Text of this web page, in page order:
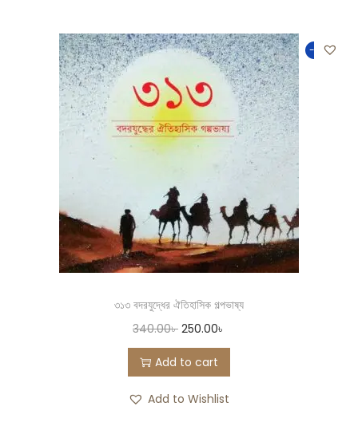
-26%
৩১৩ বদরযুদ্ধের ঐতিহাসিক গল্পভাষ্য
340.00৳ 250.00৳
Add to cart
Add to Wishlist